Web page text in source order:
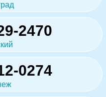
2470
0274